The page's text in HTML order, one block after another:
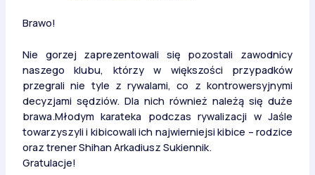
Brawo!
Nie gorzej zaprezentowali się pozostali zawodnicy
naszego klubu, którzy w większości przypadków
przegrali nie tyle z rywalami, co z kontrowersyjnymi
decyzjami sędziów. Dla nich również należą się duże
brawa.Młodym karateka podczas rywalizacji w Jaśle
towarzyszyli i kibicowali ich najwierniejsi kibice – rodzice
oraz trener Shihan Arkadiusz Sukiennik.
Gratulacje!